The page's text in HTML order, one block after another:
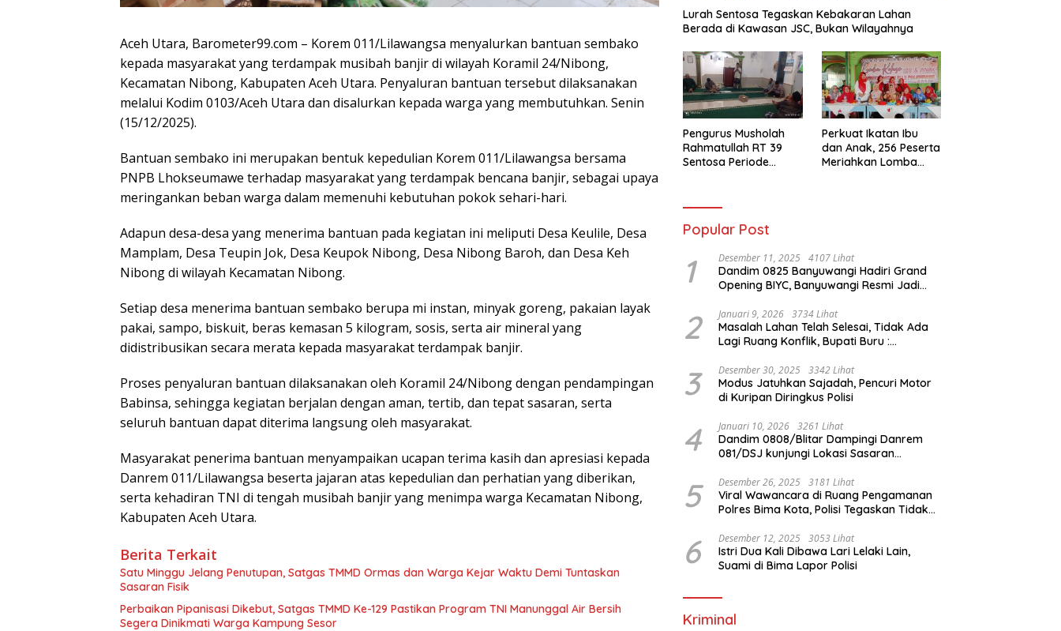
Aceh Utara, Barometer99.com – Korem 011/Lilawangsa menyalurkan bantuan sembako
kepada masyarakat yang terdampak musibah banjir di wilayah Koramil 24/Nibong,
Kecamatan Nibong, Kabupaten Aceh Utara. Penyaluran bantuan tersebut dilaksanakan
melalui Kodim 0103/Aceh Utara dan disalurkan kepada warga yang membutuhkan. Senin
(15/12/2025).
Bantuan sembako ini merupakan bentuk kepedulian Korem 011/Lilawangsa bersama
PNPB Lhokseumawe terhadap masyarakat yang terdampak bencana banjir, sebagai upaya
meringankan beban warga dalam memenuhi kebutuhan pokok sehari-hari.
Adapun desa-desa yang menerima bantuan pada kegiatan ini meliputi Desa Keulile, Desa
Mamplam, Desa Teupin Jok, Desa Keupok Nibong, Desa Nibong Baroh, dan Desa Keh
Nibong di wilayah Kecamatan Nibong.
Setiap desa menerima bantuan sembako berupa mi instan, minyak goreng, pakaian layak
pakai, sampo, biskuit, beras kemasan 5 kilogram, sosis, serta air mineral yang
didistribusikan secara merata kepada masyarakat terdampak banjir.
Proses penyaluran bantuan dilaksanakan oleh Koramil 24/Nibong dengan pendampingan
Babinsa, sehingga kegiatan berjalan dengan aman, tertib, dan tepat sasaran, serta
seluruh bantuan dapat diterima langsung oleh masyarakat.
Masyarakat penerima bantuan menyampaikan ucapan terima kasih dan apresiasi kepada
Danrem 011/Lilawangsa beserta jajaran atas kepedulian dan perhatian yang diberikan,
serta kehadiran TNI di tengah musibah banjir yang menimpa warga Kecamatan Nibong,
Kabupaten Aceh Utara.
Berita Terkait
Satu Minggu Jelang Penutupan, Satgas TMMD Ormas dan Warga Kejar Waktu Demi Tuntaskan
Sasaran Fisik
Perbaikan Pipanisasi Dikebut, Satgas TMMD Ke-129 Pastikan Program TNI Manunggal Air Bersih
Segera Dinikmati Warga Kampung Sesor
Lurah Sentosa Tegaskan Kebakaran Lahan
Berada di Kawasan JSC, Bukan Wilayahnya
Pengurus Musholah
Rahmatullah RT 39
Sentosa Periode
Perkuat Ikatan Ibu
dan Anak, 256 Peserta
Meriahkan Lomba
Popular Post
1 Desember 11, 2025 4107 Lihat
Dandim 0825 Banyuwangi Hadiri Grand
Opening BIYC, Banyuwangi Resmi Jadi
2 Januari 9, 2026 3734 Lihat
Masalah Lahan Telah Selesai, Tidak Ada
Lagi Ruang Konflik, Bupati Buru :
Januari 2026
3 Desember 30, 2025 3342 Lihat
Modus Jatuhkan Sajadah, Pencuri Motor
di Kuripan Diringkus Polisi
4 Januari 10, 2026 3261 Lihat
Dandim 0808/Blitar Dampingi Danrem
081/DSJ kunjungi Lokasi Sasaran
Blitar
5 Desember 26, 2025 3181 Lihat
Viral Wawancara di Ruang Pengamanan
Polres Bima Kota, Polisi Tegaskan Tidak
6 Desember 12, 2025 3053 Lihat
Istri Dua Kali Dibawa Lari Lelaki Lain,
Suami di Bima Lapor Polisi
Kriminal